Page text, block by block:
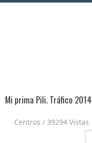
Mi prima Pili. Tráfico 2014
Centros / 39294 Vistas